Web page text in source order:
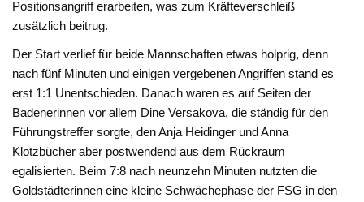
Positionsangriff erarbeiten, was zum Kräfteverschleiß
zusätzlich beitrug.
Der Start verlief für beide Mannschaften etwas holprig, denn
nach fünf Minuten und einigen vergebenen Angriffen stand es
erst 1:1 Unentschieden. Danach waren es auf Seiten der
Badenerinnen vor allem Dine Versakova, die ständig für den
Führungstreffer sorgte, den Anja Heidinger und Anna
Klotzbücher aber postwendend aus dem Rückraum
egalisierten. Beim 7:8 nach neunzehn Minuten nutzten die
Goldstädterinnen eine kleine Schwächephase der FSG in den